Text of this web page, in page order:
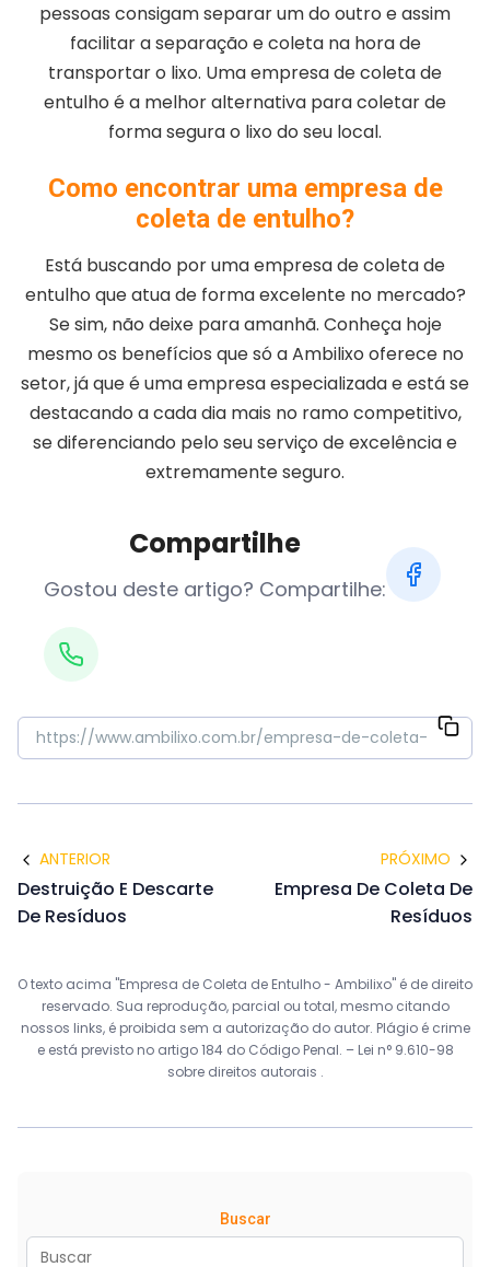
pessoas consigam separar um do outro e assim
facilitar a separação e coleta na hora de
transportar o lixo. Uma empresa de coleta de
entulho é a melhor alternativa para coletar de
forma segura o lixo do seu local.
Como encontrar uma empresa de
coleta de entulho?
Está buscando por uma empresa de coleta de
entulho que atua de forma excelente no mercado?
Se sim, não deixe para amanhã. Conheça hoje
mesmo os benefícios que só a Ambilixo oferece no
setor, já que é uma empresa especializada e está se
destacando a cada dia mais no ramo competitivo,
se diferenciando pelo seu serviço de excelência e
extremamente seguro.
Compartilhe
Gostou deste artigo? Compartilhe:
ANTERIOR
Destruição E Descarte
De Resíduos
PRÓXIMO
Empresa De Coleta De
Resíduos
O texto acima "Empresa de Coleta de Entulho - Ambilixo" é de direito
reservado. Sua reprodução, parcial ou total, mesmo citando
nossos links, é proibida sem a autorização do autor. Plágio é crime
e está previsto no artigo 184 do Código Penal. – Lei n° 9.610-98
sobre direitos autorais .
Buscar